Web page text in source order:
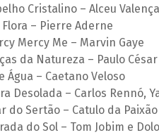
Cristalino – Alceu Valença
Flora – Pierre Aderne
Mercy Me – Marvin Gaye
da Natureza – Paulo
Água – Caetano Veloso
Desolada – Carlos Rennó,
do Sertão – Catulo da
do Sol – Tom Jobim e